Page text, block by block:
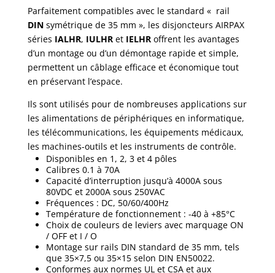
Parfaitement compatibles avec le standard « rail
DINsymétrique de 35 mm », les disjoncteurs AIRPAX
séries IALHR, IULHRet IELHRoffrent les avantages
d’un montage ou d’un démontage rapide et simple,
permettent un câblage efficace et économique tout
en préservant l’espace.
Ils sont utilisés pour de nombreuses applications sur
les alimentations de périphériques en informatique,
les télécommunications, les équipements médicaux,
les machines-outils et les instruments de contrôle.
Disponibles en 1, 2, 3 et 4 pôles
Calibres 0.1 à 70A
Capacité d’interruption jusqu’à 4000A sous
80VDC et 2000A sous 250VAC
Fréquences : DC, 50/60/400Hz
Température de fonctionnement : -40 à +85°C
Choix de couleurs de leviers avec marquage ON
/ OFF et I / O
Montage sur rails DIN standard de 35 mm, tels
que 35×7,5 ou 35×15 selon DIN EN50022.
Conformes aux normes UL et CSA et aux